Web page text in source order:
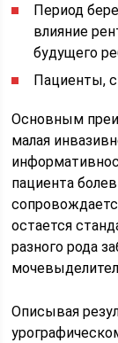
Период
влияние
будущего
Пациенты,
Основным
малая
пациента
остается
разного рода
Описывая